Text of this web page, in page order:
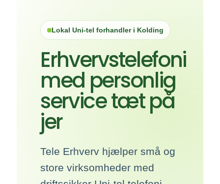
Lokal Uni-tel forhandler i Kolding
Erhvervstelefoni
med personlig
service tæt på
jer
Tele Erhverv hjælper små og
store virksomheder med